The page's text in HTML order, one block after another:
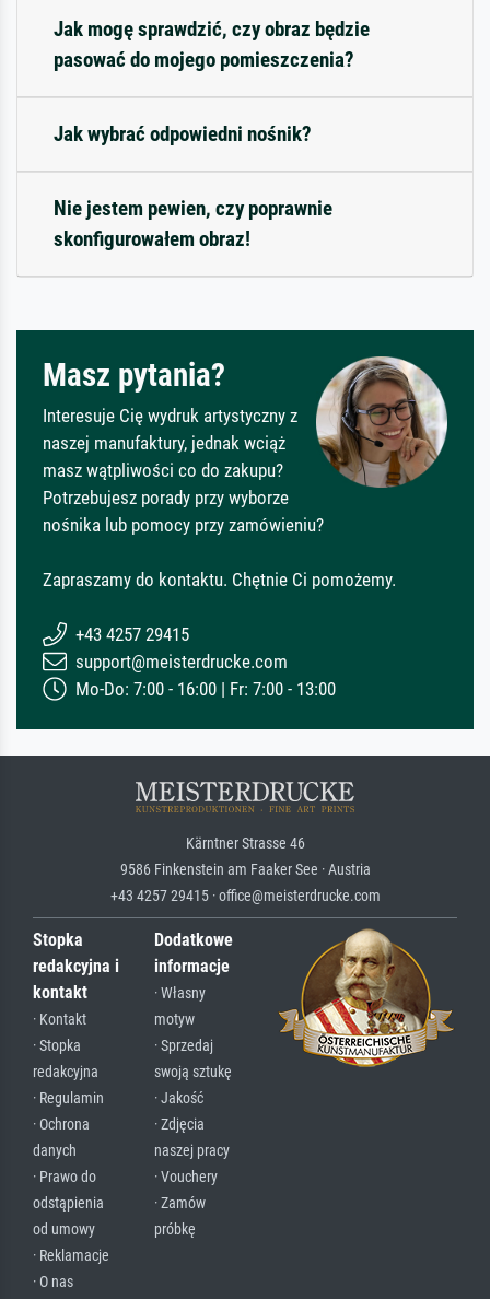
Jak mogę sprawdzić, czy obraz będzie
pasować do mojego pomieszczenia?
Jak wybrać odpowiedni nośnik?
Nie jestem pewien, czy poprawnie
skonfigurowałem obraz!
Masz pytania?
Interesuje Cię wydruk artystyczny z
naszej manufaktury, jednak wciąż
masz wątpliwości co do zakupu?
Potrzebujesz porady przy wyborze
nośnika lub pomocy przy zamówieniu?
Zapraszamy do kontaktu. Chętnie Ci pomożemy.
+43 4257 29415
support@meisterdrucke.com
Mo-Do: 7:00 - 16:00 | Fr: 7:00 - 13:00
Kärntner Strasse 46
9586 Finkenstein am Faaker See · Austria
+43 4257 29415 · office@meisterdrucke.com
Stopka
redakcyjna i
kontakt
· Kontakt
· Stopka
redakcyjna
· Regulamin
· Ochrona
danych
· Prawo do
odstąpienia
od umowy
· Reklamacje
· O nas
Dodatkowe
informacje
· Własny
motyw
· Sprzedaj
swoją sztukę
· Jakość
· Zdjęcia
naszej pracy
· Vouchery
· Zamów
próbkę